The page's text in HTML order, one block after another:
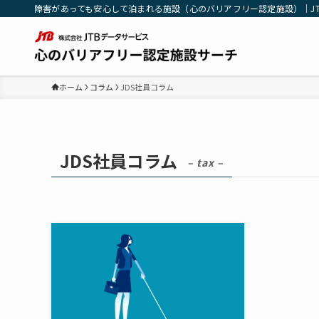
障害があっても安心して泊まれる施設（心のバリアフリー認定施設）｜
ホーム コラム JDS社員コラム
JDS社員コラム – tax –